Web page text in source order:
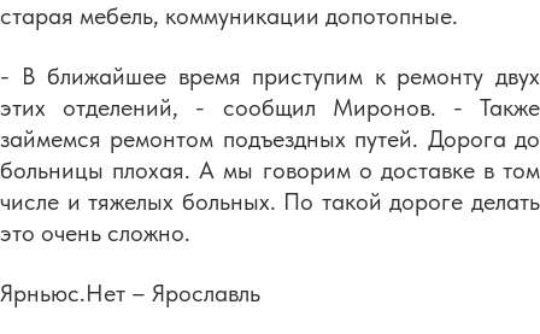
старая мебель, коммуникации допотопные.
- В ближайшее время приступим к ремонту двух
этих отделений, - сообщил Миронов. - Также
займемся ремонтом подъездных путей. Дорога до
больницы плохая. А мы говорим о доставке в том
числе и тяжелых больных. По такой дороге делать
это очень сложно.
Ярньюс.Нет – Ярославль